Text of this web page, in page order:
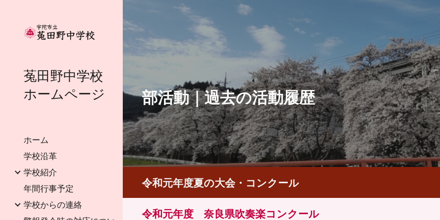
菟田野中学校
ホームページ
ホーム
学校沿革
学校紹介
年間行事予定
学校からの連絡
部活動｜過去の活動履歴
令和元年度夏の大会・コンクール
令和元年度 奈良県吹奏楽コンクール